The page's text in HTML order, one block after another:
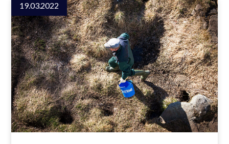
19.03.2022